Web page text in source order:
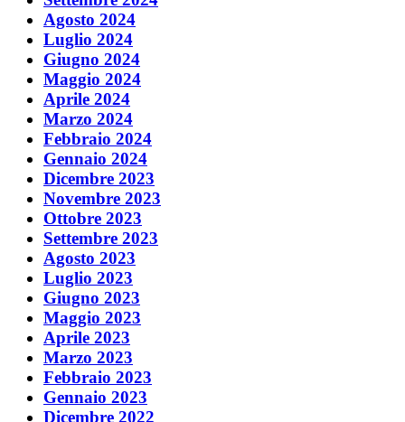
Agosto 2024
Luglio 2024
Giugno 2024
Maggio 2024
Aprile 2024
Marzo 2024
Febbraio 2024
Gennaio 2024
Dicembre 2023
Novembre 2023
Ottobre 2023
Settembre 2023
Agosto 2023
Luglio 2023
Giugno 2023
Maggio 2023
Aprile 2023
Marzo 2023
Febbraio 2023
Gennaio 2023
Dicembre 2022